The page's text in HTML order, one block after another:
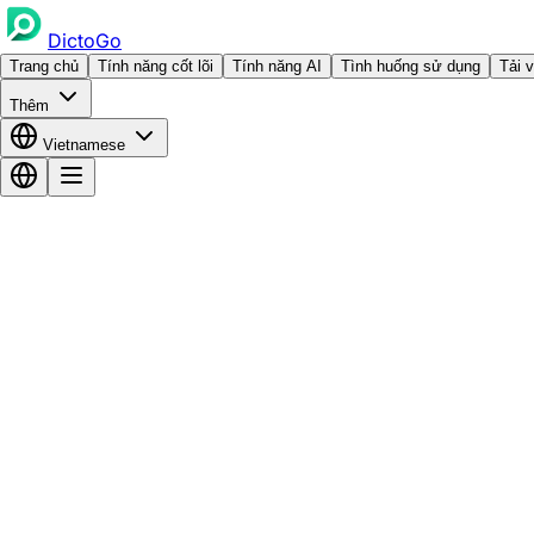
DictoGo
Trang chủ Tính năng cốt lõi Tính năng AI Tình huống sử dụng Tải
Thêm
Vietnamese